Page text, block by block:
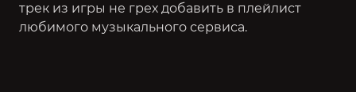
трек из игры не грех добавить в плейлист
любимого музыкального сервиса.